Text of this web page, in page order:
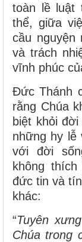
toàn lề luật
thể, giữa
cầu nguyện
và trách
vĩnh phúc
Đức Thánh
rằng Chúa
biệt khỏi
những hy lễ
với đời
không
đức tin và
khác:
“Tuyên
Chúa trong